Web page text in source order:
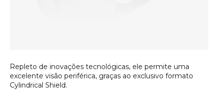
Repleto de inovações tecnológicas, ele permite uma
excelente visão periférica, graças ao exclusivo formato
Cylindrical Shield.